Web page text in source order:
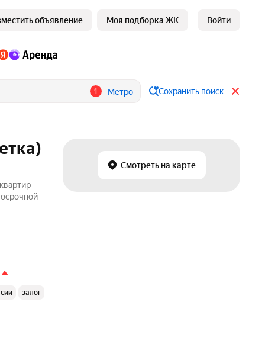
объявление Моя подборка ЖК Войти
1 Метро Сохранить поиск
Смотреть на карте
залог